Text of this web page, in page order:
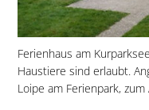
Ferienhaus am
Haustiere sind erlaubt.
Loipe am Ferienpark,